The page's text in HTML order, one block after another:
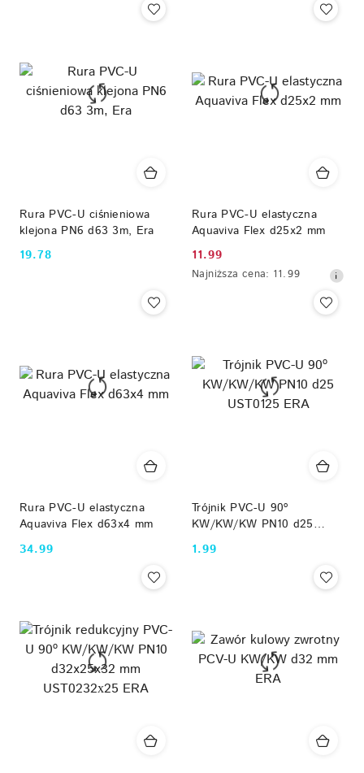
Rura PVC-U ciśnieniowa
klejona PN6 d63 3m, Era
Cena:
19.78
Rura PVC-U elastyczna
Aquaviva Flex d25x2 mm
Cena
promocyjna:
11.99
Najniższa
obniżką
Najniższa cena: 11.99
Rura PVC-U elastyczna
Aquaviva Flex d63x4 mm
Cena:
34.99
Trójnik PVC-U 90º
KW/KW/KW PN10 d25
UST0125 ERA
Cena:
1.99